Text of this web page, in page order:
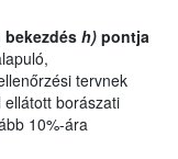
bekezdésh) pontja
tervnek
borászati
10%-ára